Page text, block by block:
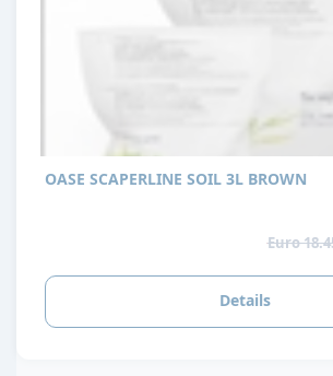
OASE SCAPERLINE SOIL 3L BROWN
Euro
Details